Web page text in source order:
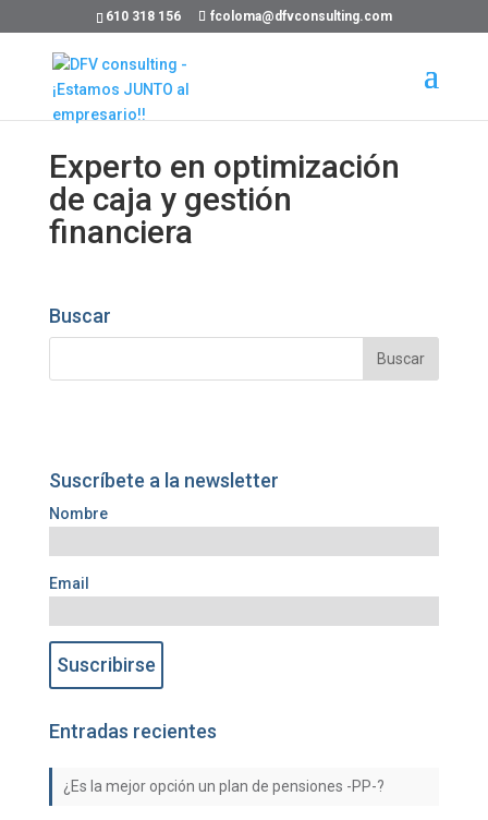
610 318 156 fcoloma@dfvconsulting.com
Experto en optimización
de caja y gestión
financiera
Buscar
Suscríbete a la newsletter
Nombre
Email
Entradas recientes
¿Es la mejor opción un plan de pensiones -PP-?